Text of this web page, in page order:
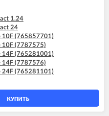
1.24
24
10F (765857701)
10F (7787575)
14F (765281001)
14F (7787576)
24F (765281101)
24F (7787577)
F
1.24
24
КУПИТЬ